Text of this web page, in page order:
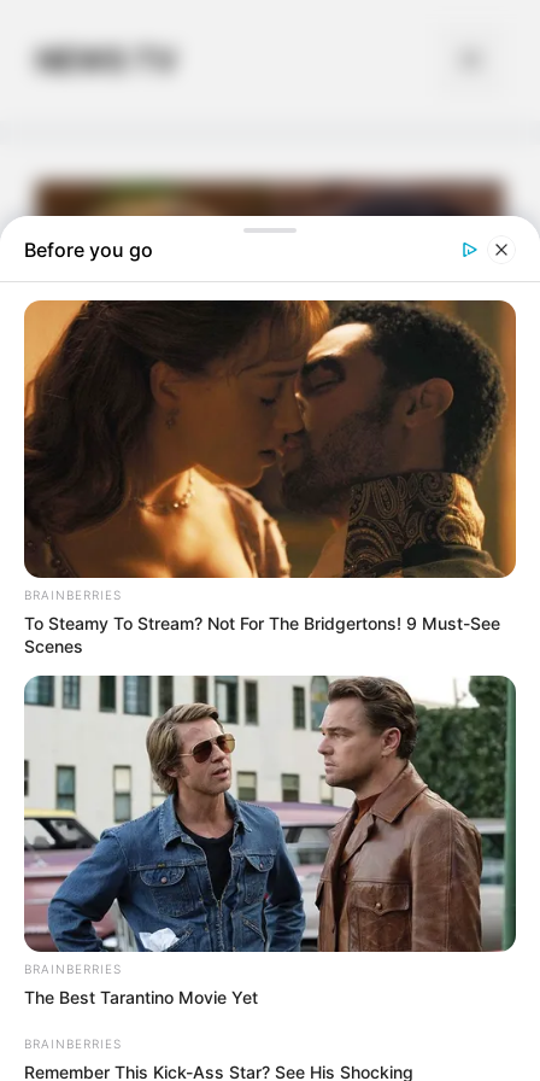
contentNEWS TV
Mariés au premier
regard : la mise au
point radicale
d’Antonin avec
Laury (spoiler)
Les téléspectateurs vont
retrouver
premier regard ce lundi 4 mai 2026 sur M6.
Before you go
BRAINBERRIES
To Steamy To Stream? Not For The Bridgertons! 9 Must-See
Scenes
BRAINBERRIES
The Best Tarantino Movie Yet
BRAINBERRIES
Remember This Kick-Ass Star? See His Shocking